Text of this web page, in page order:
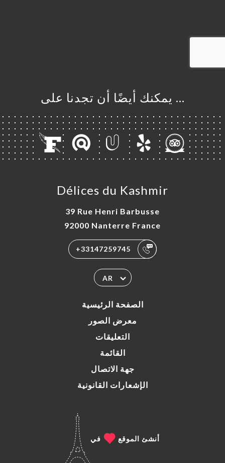
… يمكنك أيضًا أن تجدنا على
Délices du Kashmir
39 Rue Henri Barbusse
92000 Nanterre France
+33147259745
AR
الصفحة الرئيسية
معرض الصور
التعليقات
القائمة
جهة الاتصال
الإشعارات القانونية
أنشئ الموقع في